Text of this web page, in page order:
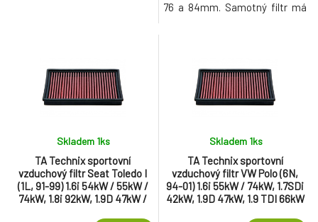
76 a 84mm. Samotný filtr má
TA Technix sportovní
vzduchový filtr Seat Toledo I
(1L, 91-99) 1.6i 54kW / 55kW /
74kW, 1.8i 92kW, 1.9D 47kW /
Skladem 1ks
TA Technix sportovní
vzduchový filtr VW Polo (6N,
94-01) 1.6i 55kW / 74kW, 1.7SDi
42kW, 1.9D 47kW, 1.9 TDI 66kW
Skladem 1ks